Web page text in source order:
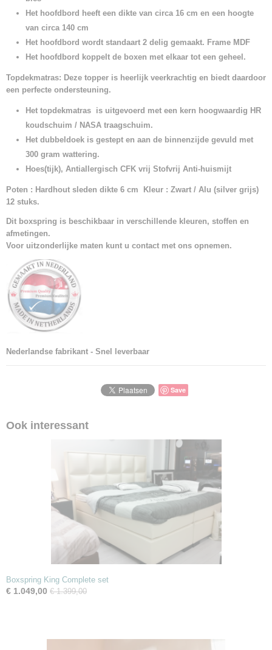
Het hoofdbord heeft een dikte van circa 16 cm en een hoogte
van circa 140 cm
Het hoofdbord wordt standaart 2 delig gemaakt. Frame MDF
Het hoofdbord koppelt de boxen met elkaar tot een geheel.
Topdekmatras: Deze topper is heerlijk veerkrachtig en biedt daardoor
een perfecte ondersteuning.
Het topdekmatras is uitgevoerd met een kern hoogwaardig HR
koudschuim / NASA traagschuim.
Het dubbeldoek is gestept en aan de binnenzijde gevuld met
300 gram wattering.
Hoes(tijk), Antiallergisch CFK vrij Stofvrij Anti-huismijt
Poten : Hardhout sleden dikte 6 cm Kleur : Zwart / Alu (silver grijs)
12 stuks.
Dit boxspring is beschikbaar in verschillende kleuren, stoffen en
afmetingen.
Voor uitzonderlijke maten kunt u contact met ons opnemen.
Nederlandse fabrikant - Snel leverbaar
Save
Ook interessant
Boxspring King Complete set
€ 1.049,00 € 1.399,00